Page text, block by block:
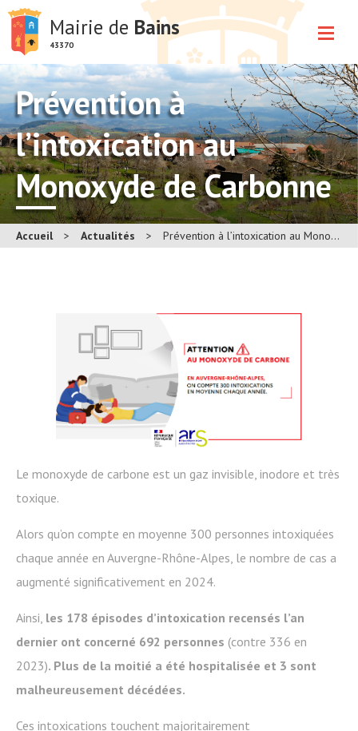
Mairie de Bains
43370
Prévention à
l’intoxication au
Monoxyde de Carbonne
Accueil > Actualités > Prévention à l’intoxication au Monoxyde de Carbonne
Le monoxyde de carbone est un gaz invisible, inodore et très
toxique.
Alors qu’on compte en moyenne 300 personnes intoxiquées
chaque année en Auvergne-Rhône-Alpes, le nombre de cas a
augmenté significativement en 2024.
Ainsi, les 178 épisodes d’intoxication recensés l’an
dernier ont concerné 692 personnes (contre 336 en
2023). Plus de la moitié a été hospitalisée et 3 sont
malheureusement décédées.
Ces intoxications touchent majoritairement